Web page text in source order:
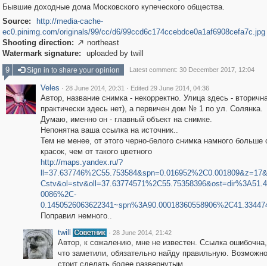
Бывшие доходные дома Московского купеческого общества.
Source:
http://media-cache-
ec0.pinimg.com/originals/99/cc/d6/99ccd6c174ccebdce0a1af6908cefa7c.jpg
Shooting direction:  northeast
Watermark signature:
uploaded by twill
9
Sign in to share your opinion Latest comment: 30 December 2017, 12:04
Veles · 28 June 2014, 20:31 · Edited 29 June 2014, 04:36
Автор, название снимка - некорректно. Улица здесь -
практически здесь нет), а первичен дом № 1 по ул. Солянка.
Думаю, именно он - главный объект на снимке.
Непонятна ваша ссылка на источник..
Тем не менее, от этого черно-белого снимка намного больше
красок, чем от такого цветного
http://maps.yandex.ru/?
0086%2C-
Поправил немного..
twill
· 28 June 2014, 21:42
Автор, к сожалению, мне не известен. Ссылка
что заметили, обязательно найду правильную.
стоит сделать более развернутым.